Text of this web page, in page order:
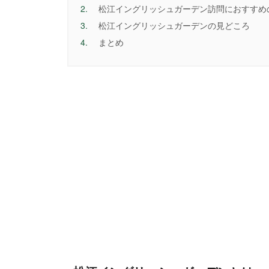
2.
松江イングリッシュガーデン訪問におすす
3.
松江イングリッシュガーデンの見どころ
4.
まとめ